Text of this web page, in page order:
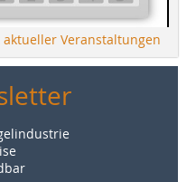
Veranstaltungen